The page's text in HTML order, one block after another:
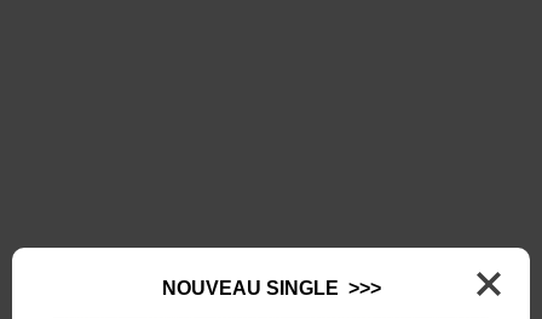
NOUVEAU SINGLE >>>